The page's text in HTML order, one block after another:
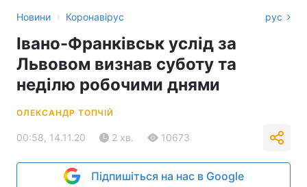
Новини › Коронавірус рус
Івано-Франківськ услід за
Львовом визнав суботу та
неділю робочими днями
ОЛЕКСАНДР ТОПЧІЙ
00:58, 14.11.20 2 хв. 10673
Підпишіться на нас в Google